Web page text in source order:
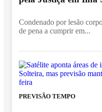
Condenado por lesão
de pena a cumprir em...
PREVISÃO TEMPO